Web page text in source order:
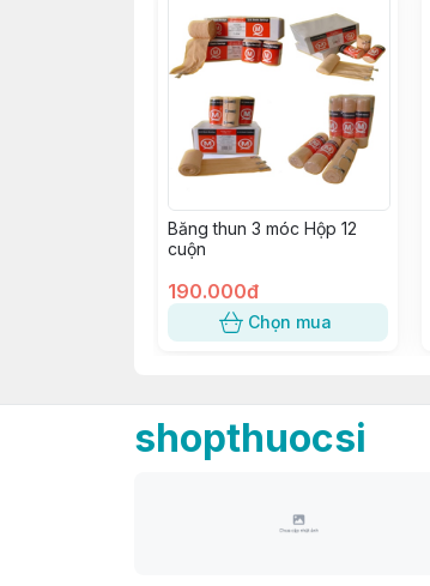
Băng thun 3 móc Hộp 12
cuộn
190.000đ
Chọn mua
shopthuocsi